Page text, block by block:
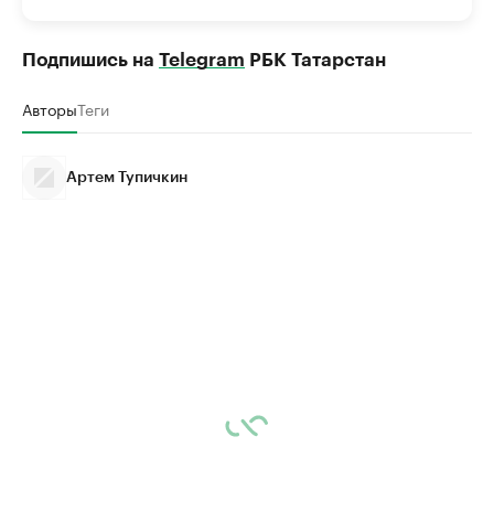
Подпишись на Telegram РБК Татарстан
АвторыТеги
Артем Тупичкин